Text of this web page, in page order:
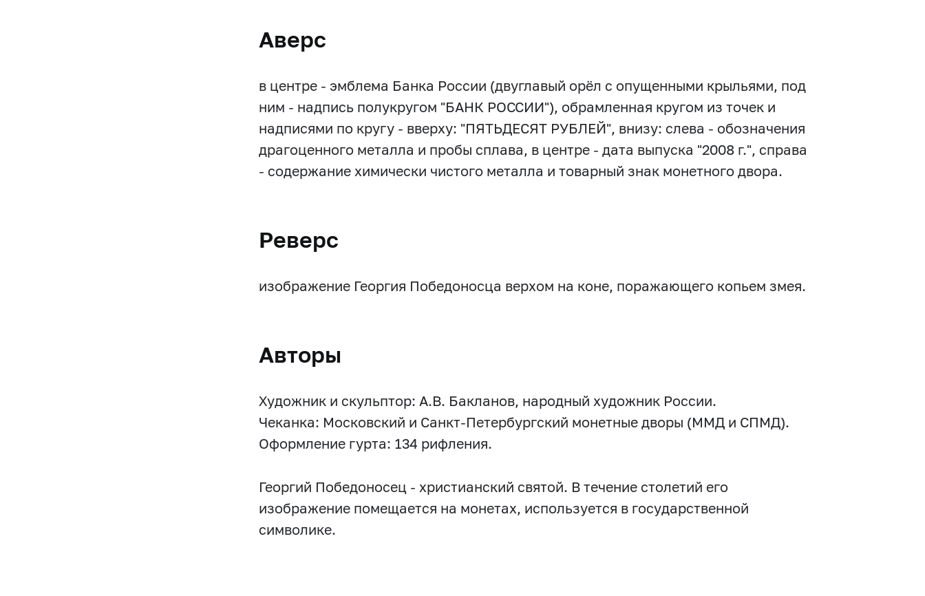
Аверс
в центре - эмблема Банка России (двуглавый орёл с опущенными крыльями, под
ним - надпись полукругом "БАНК РОССИИ"), обрамленная кругом из точек и
надписями по кругу - вверху: "ПЯТЬДЕСЯТ РУБЛЕЙ", внизу: слева - обозначения
драгоценного металла и пробы сплава, в центре - дата выпуска "2008 г.", справа
- содержание химически чистого металла и товарный знак монетного двора.
Реверс
изображение Георгия Победоносца верхом на коне, поражающего копьем змея.
Авторы
Художник и скульптор: А.В. Бакланов, народный художник России.
Чеканка: Московский и Санкт-Петербургский монетные дворы (ММД и СПМД).
Оформление гурта: 134 рифления.
Георгий Победоносец - христианский святой. В течение столетий его
изображение помещается на монетах, используется в государственной
символике.